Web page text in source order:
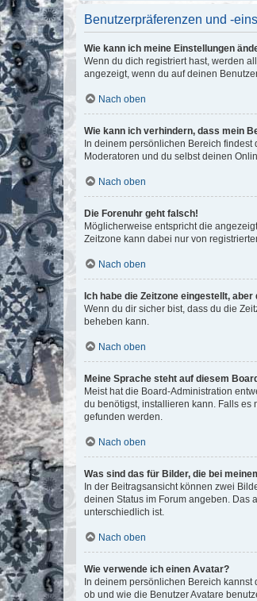
Benutzerpräferenzen und -
Wie kann ich meine Einstellungen
Wenn du dich registriert hast, werden
angezeigt, wenn du auf deinen
Nach oben
Wie kann ich verhindern, dass mein
In deinem persönlichen Bereich findest
Moderatoren und du selbst deinen
Nach oben
Die Forenuhr geht falsch!
Möglicherweise entspricht die
Zeitzone kann dabei nur von
Nach oben
Ich habe die Zeitzone eingestellt,
Wenn du dir sicher bist, dass du die
beheben kann.
Nach oben
Meine Sprache steht auf diesem
Meist hat die Board-Administration
du benötigst, installieren kann. Falls es
gefunden werden.
Nach oben
Was sind das für Bilder, die bei
In der Beitragsansicht können zwei
deinen Status im Forum angeben. Das
unterschiedlich ist.
Nach oben
Wie verwende ich einen Avatar?
In deinem persönlichen Bereich kannst
ob und wie die Benutzer Avatare